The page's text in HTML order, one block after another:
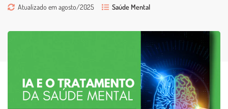
Atualizado em agosto/2025 Saúde Mental